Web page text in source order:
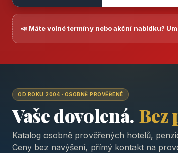
📣 Máte volné termíny nebo akční nabídku?
OD ROKU 2004 · OSOBNĚ PROVĚŘENÉ
Vaše dovolená. Bez
Katalog osobně prověřených hotelů,
Ceny bez navýšení, přímý kontakt na